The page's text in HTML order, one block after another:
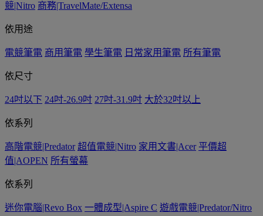
競|Nitro 商務|TravelMate/Extensa
依用途
電競筆電 商用筆電 學生筆電 日常家用筆電 所有筆電
依尺寸
24吋以下 24吋-26.9吋 27吋-31.9吋 大於32吋以上
依系列
高階電競|Predator 超值電競|Nitro 家用文書|Acer 平價超
值|AOPEN 所有螢幕
依系列
迷你電腦|Revo Box 一體成型|Aspire C 遊戲電競|Predator/Nitro